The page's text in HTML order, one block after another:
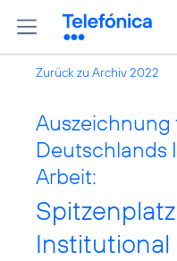
Zurück zu Archiv 2022
Auszeichnung
Deutschlands
Arbeit: